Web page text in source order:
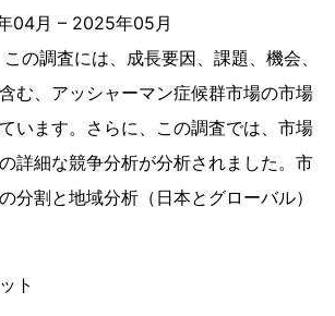
04月 – 2025年05月
の調査には、成長要因、課題、機会、
む、アッシャーマン症候群市場の市場
います。さらに、この調査では、市場
詳細な競争分析が分析されました。市
分割と地域分析（日本とグローバル）
ト